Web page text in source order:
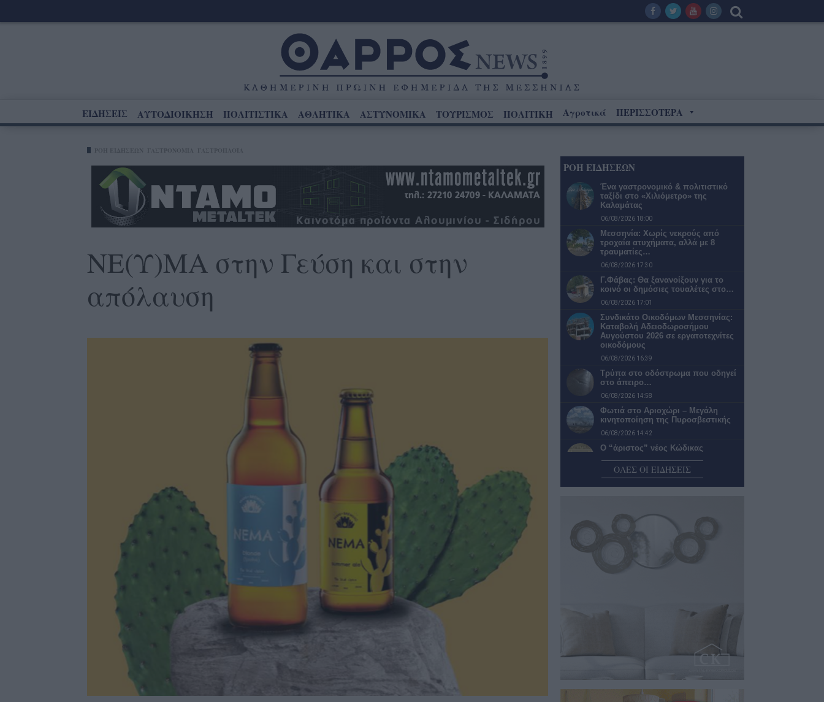
ΕΙΔΗΣΕΙΣ ΑΥΤΟΔΙΟΙΚΗΣΗ ΠΟΛΙΤΙΣΤΙΚΑ ΑΘΛΗΤΙΚΑ ΑΣΤΥΝΟΜΙΚΑ ΤΟΥΡΙΣΜΟΣ ΠΟΛΙΤΙΚΗ Αγροτικά ΠΕΡΙΣΣΟΤΕΡΑ
ΝΕ(Υ)ΜΑ στην Γεύση και στην
απόλαυση
ΡΟΗ ΕΙΔΗΣΕΩΝ
Ένα γαστρονομικό & πολιτιστικό
ταξίδι στο «Χιλιόμετρο» της
Καλαμάτας
06/08/2026 18:00
Μεσσηνία: Χωρίς νεκρούς από
τροχαία ατυχήματα, αλλά με 8
τραυματίες…
06/08/2026 17:30
Γ.Φάβας: Θα ξανανοίξουν για το
κοινό οι δημόσιες τουαλέτες στο…
06/08/2026 17:01
Συνδικάτο Οικοδόμων Μεσσηνίας:
Καταβολή Αδειοδωροσήμου
Αυγούστου 2026 σε εργατοτεχνίτες
οικοδόμους
06/08/2026 16:39
Τρύπα στο οδόστρωμα που οδηγεί
στο άπειρο…
06/08/2026 14:58
Φωτιά στο Αριοχώρι – Μεγάλη
κινητοποίηση της Πυροσβεστικής
06/08/2026 14:42
Ο “άριστος” νέος Κώδικας
06/08/2026 14:02
Πρέπει να τραυματιστεί κάποιος;
Παρεμβάσεις και έργα σε πληγείσες
περιοχές της Μεσσηνίας
06/08/2026 12:01
ΟΛΕΣ ΟΙ ΕΙΔΗΣΕΙΣ